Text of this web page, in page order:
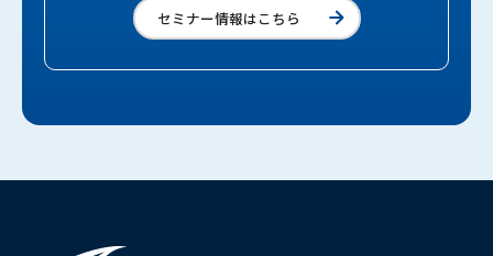
セミナー情報はこちら